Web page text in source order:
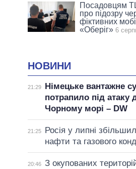
Посадовцям
про підозру
фіктивних
«Оберіг» 6
НОВИНИ
21:29
Німецьке вантажне
потрапило під атаку
Чорному морі – DW
21:25
Росія у липні
нафти та газового
20:46 З окупованих